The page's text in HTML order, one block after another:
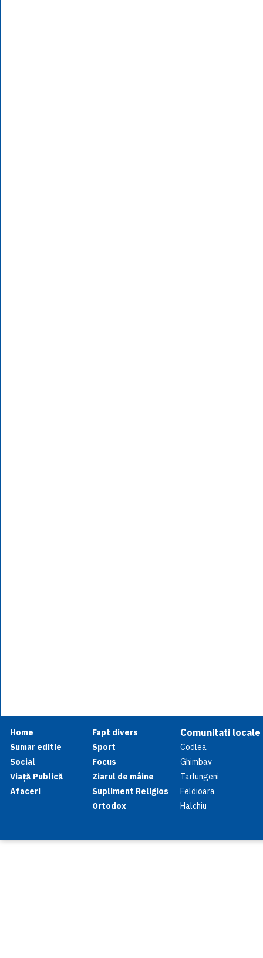
Home
Sumar editie
Social
Viață Publică
Afaceri
Fapt divers
Sport
Focus
Ziarul de mâine
Supliment Religios
Ortodox
Comunitati locale
Codlea
Ghimbav
Tarlungeni
Feldioara
Halchiu